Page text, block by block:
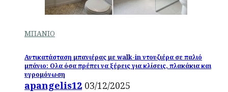
ΜΠΑΝΙΟ
Αντικατάσταση μπανιέρας με walk-in ντουζιέρα σε παλιό
μπάνιο: Ολα όσα πρέπει να ξέρεις για κλίσεις, πλακάκια και
υγρομόνωση
apangelis12 03/12/2025